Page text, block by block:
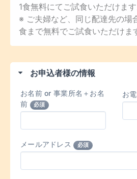
1食無料にてご試食いただけます
※ ご夫婦など、同じ配達先の場
食まで無料でご試食いただけま
お申込者様の情報
お名前 or 事業所名＋お名
前
必須
お
メールアドレス 必須